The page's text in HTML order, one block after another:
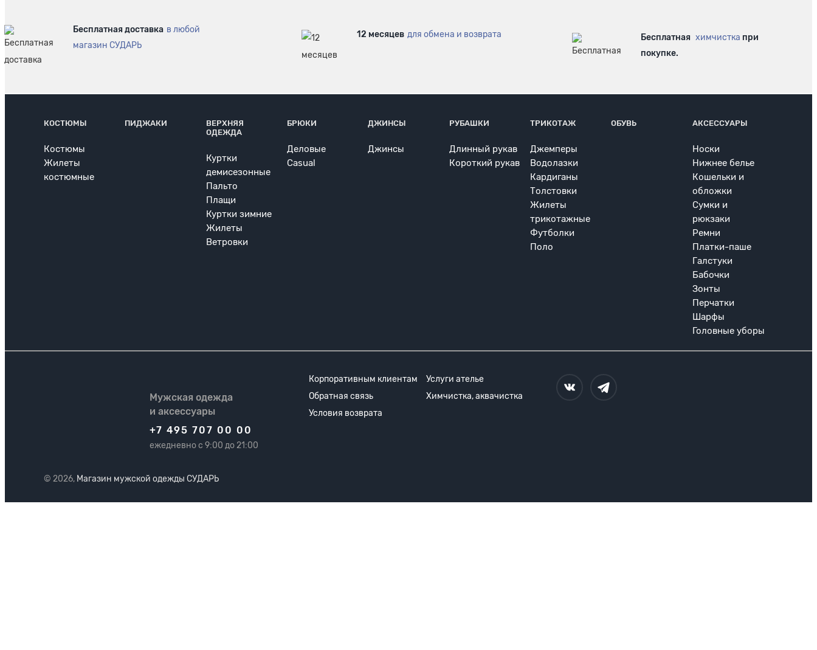
Бесплатная доставка в любой
магазин СУДАРЬ
12 месяцев для обмена и возврата Бесплатная химчистка при
покупке.
КОСТЮМЫ
Костюмы
Жилеты
костюмные
ПИДЖАКИ
ВЕРХНЯЯ
ОДЕЖДА
Куртки
демисезонные
Пальто
Плащи
Куртки зимние
Жилеты
Ветровки
БРЮКИ
Деловые
Casual
ДЖИНСЫ
Джинсы
РУБАШКИ
Длинный рукав
Короткий рукав
ТРИКОТАЖ
Джемперы
Водолазки
Кардиганы
Толстовки
Жилеты
трикотажные
Футболки
Поло
ОБУВЬ АКСЕССУАРЫ
Носки
Нижнее белье
Кошельки и
обложки
Сумки и
рюкзаки
Ремни
Платки-паше
Галстуки
Бабочки
Зонты
Перчатки
Шарфы
Головные уборы
Мужская одежда
и аксессуары
+7 495 707 00 00
ежедневно с 9:00 до 21:00
Корпоративным клиентам
Услуги ателье
Обратная связь
Химчистка, аквачистка
Условия возврата
© 2026, Магазин мужской одежды СУДАРЬ